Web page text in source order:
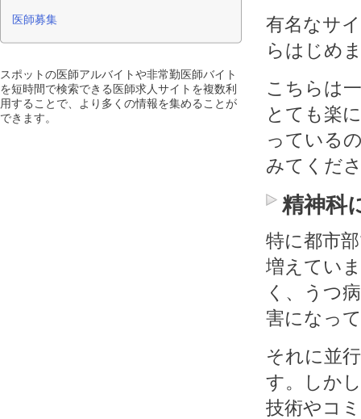
有名なサ
らはじめ
こちらは
とても楽
っている
みてくだ
精神科
特に都市
増えてい
く、うつ
害になっ
それに並
す。しか
技術やコ
医師募集
スポットの医師アルバイトや非常勤医師バイト
を短時間で検索できる医師求人サイトを複数利
用することで、より多くの情報を集めることが
できます。